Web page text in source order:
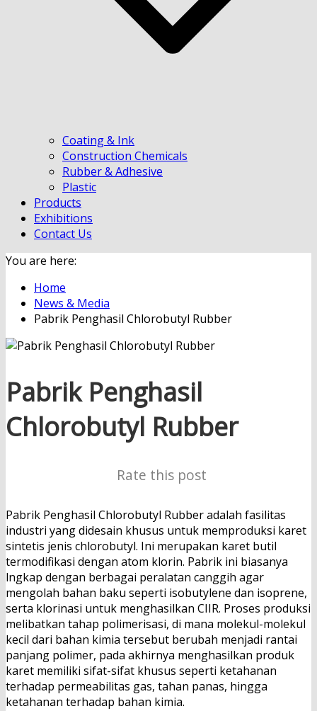
Coating & Ink
Construction Chemicals
Rubber & Adhesive
Plastic
Products
Exhibitions
Contact Us
You are here:
Home
News & Media
Pabrik Penghasil Chlorobutyl Rubber
Pabrik Penghasil
Chlorobutyl Rubber
Rate this post
Pabrik Penghasil Chlorobutyl Rubber adalah fasilitas
industri yang didesain khusus untuk memproduksi karet
sintetis jenis chlorobutyl. Ini merupakan karet butil
termodifikasi dengan atom klorin. Pabrik ini biasanya
lngkap dengan berbagai peralatan canggih agar
mengolah bahan baku seperti isobutylene dan isoprene,
serta klorinasi untuk menghasilkan CIIR. Proses produksi
melibatkan tahap polimerisasi, di mana molekul-molekul
kecil dari bahan kimia tersebut berubah menjadi rantai
panjang polimer, pada akhirnya menghasilkan produk
karet memiliki sifat-sifat khusus seperti ketahanan
terhadap permeabilitas gas, tahan panas, hingga
ketahanan terhadap bahan kimia.